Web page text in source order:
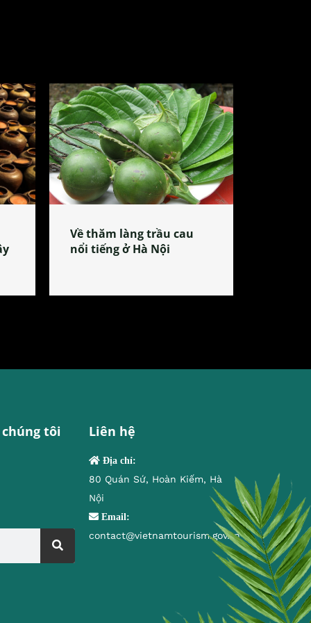
Về thăm làng trầu cau
nổi tiếng ở Hà Nội
tôi Liên hệ
Địa chỉ:
80 Quán Sứ, Hoàn Kiếm, Hà
Nội
Email:
contact@vietnamtourism.gov.vn